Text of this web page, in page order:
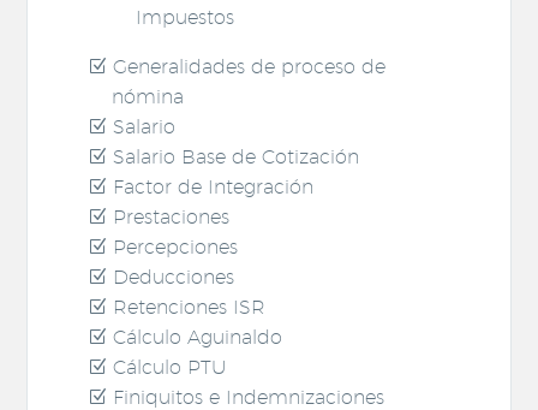
Impuestos
Generalidades de proceso de
nómina
Salario
Salario Base de Cotización
Factor de Integración
Prestaciones
Percepciones
Deducciones
Retenciones ISR
Cálculo Aguinaldo
Cálculo PTU
Finiquitos e Indemnizaciones